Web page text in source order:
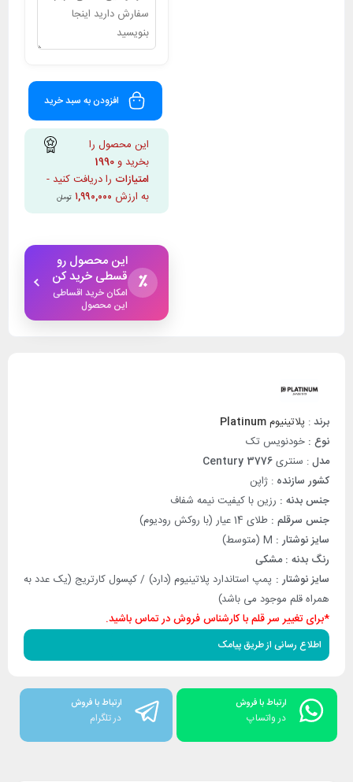
افزودن به سبد خرید
این محصول را
بخرید و1990
امتیازات را دریافت کنید -
به ارزش ۱,۹۹۰,۰۰۰ تومان
٪
این محصول رو
قسطی خرید کن
امکان خرید اقساطی
این محصول
برند: پلاتینیومPlatinum
نوع : خودنویس تک
مدل: سنتریCentury 3776
کشور سازنده : ژاپن
جنس بدنه : رزین با کیفیت نیمه شفاف
جنس سرقلم : طلای 14 عیار (با روکش رودیوم)
سایز نوشتار :
رنگ بدنه : مشکی
سایز نوشتار : پمپ استاندارد پلاتینیوم (دارد) / کپسول کارتریج (یک عدد به
همراه قلم موجود می باشد)
*برای تغییر سر قلم با کارشناس فروش در تماس باشید.
اطلاع رسانی از طریق پیامک
ارتباط با فروش
در واتساپ
ارتباط با فروش
در تلگرام